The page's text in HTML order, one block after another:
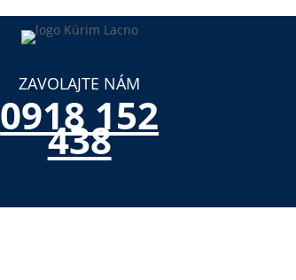
ZAVOLAJTE NÁM
0918 152
438